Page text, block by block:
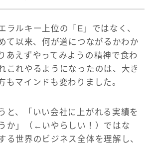
ラルキー上位の「E」ではなく、
て以来、何が道につながるかわか
あえずやってみようの精神で食わ
これやるようになったのは、大き
もマインドも変わりました。
と、「いい会社に上がれる実績を
か」（←いやらしい！）ではな
る世界のビジネス全体を理解し、